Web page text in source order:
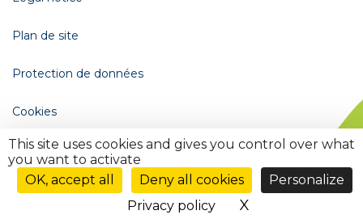
le
menu
Plan de site
Protection de données
Cookies
Gestion des cookies ()
This site uses cookies and gives you control over what
you want to activate
OK, accept all
Deny all cookies
Personalize
Privacy policy
X